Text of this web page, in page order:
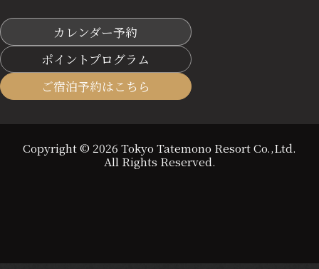
カレンダー予約
ポイントプログラム
ご宿泊予約はこちら
Copyright © 2026 Tokyo Tatemono Resort Co.,Ltd.
All Rights Reserved.